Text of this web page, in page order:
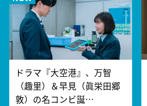
ドラマ『大空港』、万智
（趣里）＆早見（眞栄田郷
敦）の名コンビ誕…